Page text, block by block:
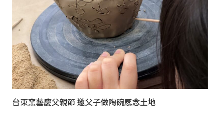
台東窯藝慶父親節 邀父子做陶碗感念土地